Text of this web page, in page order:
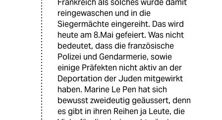
reingewaschen und in die
Siegermächte eingereiht. Das wird
heute am 8.Mai gefeiert. Was nicht
bedeutet, dass die französische
Polizei und Gendarmerie, sowie
einige Präfekten nicht aktiv an der
Deportation der Juden mitgewirkt
haben. Marine Le Pen hat sich
bewusst zweideutig geäussert, denn
es gibt in ihren Reihen ja Leute, die